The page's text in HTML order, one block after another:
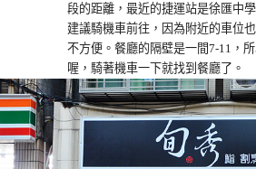
段的距離，最近的捷運站是徐匯中
建議騎機車前往，因為附近的車位
不方便。餐廳的隔壁是一間7-11，
喔，騎著機車一下就找到餐廳了。